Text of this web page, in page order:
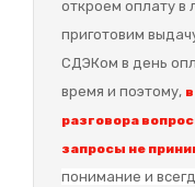
откроем оплату в
приготовим
СДЭКом в день
время и поэтому,
разговора
запросы не
понимание и в